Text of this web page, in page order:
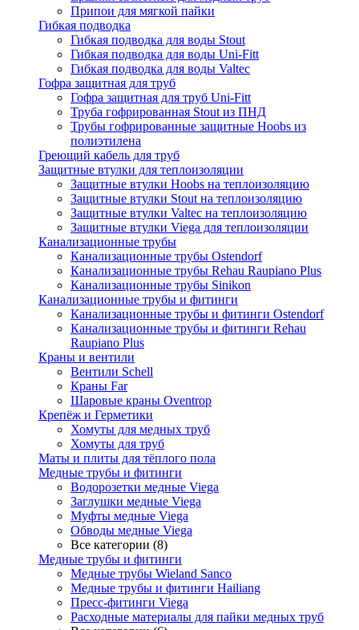
Припои для мягкой пайки
Гибкая подводка
Гибкая подводка для воды Stout
Гибкая подводка для воды Uni-Fitt
Гибкая подводка для воды Valtec
Гофра защитная для труб
Гофра защитная для труб Uni-Fitt
Труба гофрированная Stout из ПНД
Трубы гофрированные защитные Hoobs из
полиэтилена
Греющий кабель для труб
Защитные втулки для теплоизоляции
Защитные втулки Hoobs на теплоизоляцию
Защитные втулки Stout на теплоизоляцию
Защитные втулки Valtec на теплоизоляцию
Защитные втулки Viega для теплоизоляции
Канализационные трубы
Канализационные трубы Ostendorf
Канализационные трубы Rehau Raupiano Plus
Канализационные трубы Sinikon
Канализационные трубы и фитинги
Канализационные трубы и фитинги Ostendorf
Канализационные трубы и фитинги Rehau
Raupiano Plus
Краны и вентили
Вентили Schell
Краны Far
Шаровые краны Oventrop
Крепёж и Герметики
Хомуты для медных труб
Хомуты для труб
Маты и плиты для тёплого пола
Медные трубы и фитинги
Водорозетки медные Viega
Заглушки медные Viega
Муфты медные Viega
Обводы медные Viega
Все категории (8)
Медные трубы и фитинги
Медные трубы Wieland Sanco
Медные трубы и фитинги Hailiang
Пресс-фитинги Viega
Расходные материалы для пайки медных труб